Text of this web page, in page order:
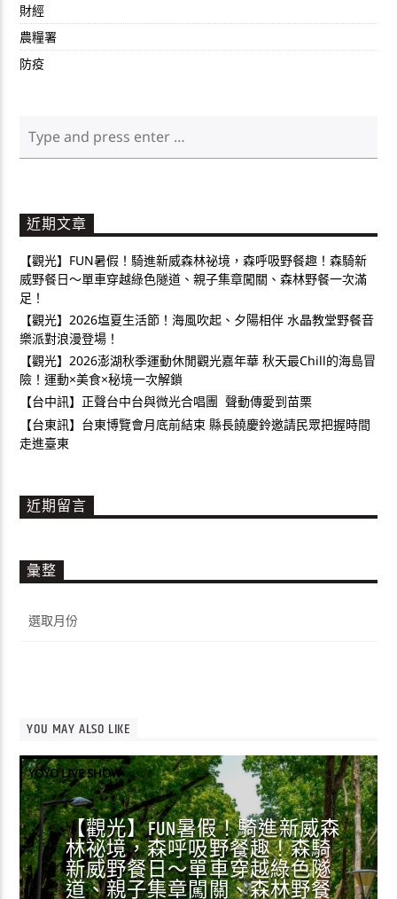
財經
農糧署
防疫
近期文章
【觀光】FUN暑假！騎進新威森林祕境，森呼吸野餐趣！森騎新
威野餐日～單車穿越綠色隧道、親子集章闖關、森林野餐一次滿
足！
【觀光】2026塩夏生活節！海風吹起、夕陽相伴 水晶教堂野餐音
樂派對浪漫登場！
【觀光】2026澎湖秋季運動休閒觀光嘉年華 秋天最Chill的海島冒
險！運動×美食×秘境一次解鎖
【台中訊】正聲台中台與微光合唱團 聲動傳愛到苗栗
【台東訊】台東博覽會月底前結束 縣長饒慶鈴邀請民眾把握時間
走進臺東
近期留言
彙整
整
YOU MAY ALSO LIKE
YOYO LIVE SHOW
【觀光】FUN暑假！騎進新威森
林祕境，森呼吸野餐趣！森騎
新威野餐日～單車穿越綠色隧
道、親子集章闖關、森林野餐